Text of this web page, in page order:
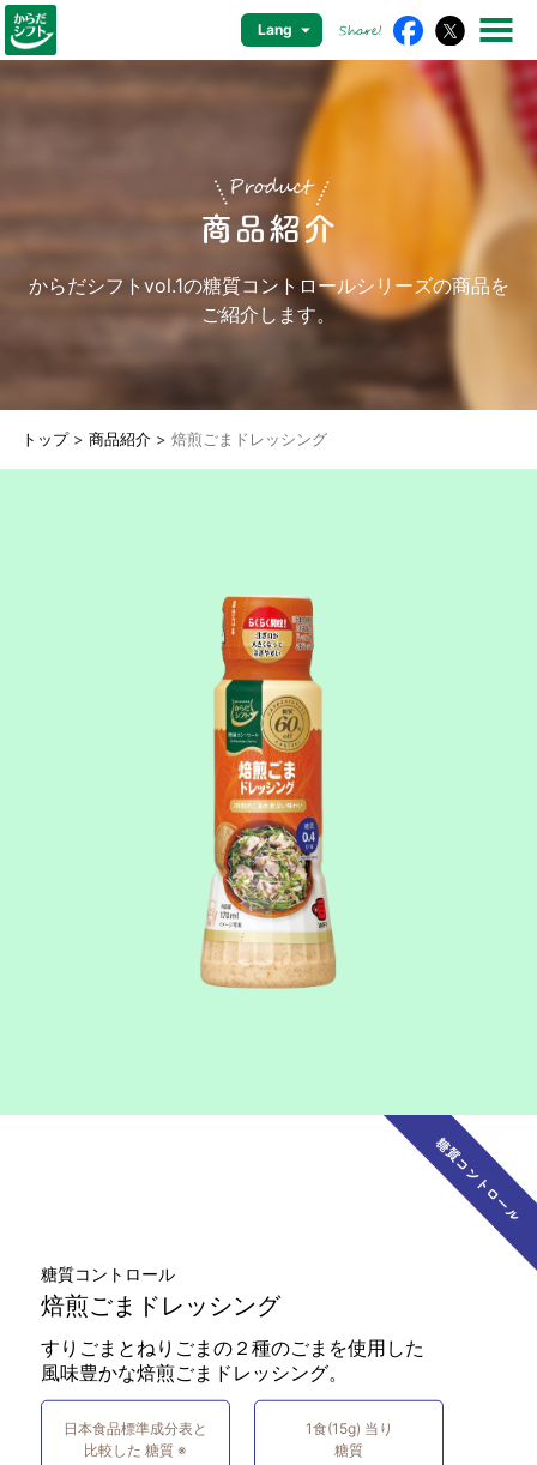
Lang
からだシフトvol.1の糖質コントロールシリーズの商品を
ご紹介します。
トップ 商品紹介 焙煎ごまドレッシング
糖質コントロール
焙煎ごまドレッシング
すりごまとねりごまの２種のごまを使用した
風味豊かな焙煎ごまドレッシング。
日本食品標準成分表と
比較した 糖質 ※
1食(15g) 当り
糖質